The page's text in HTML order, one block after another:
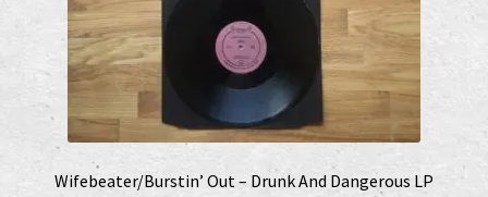
Wifebeater/Burstin’ Out – Drunk And Dangerous LP